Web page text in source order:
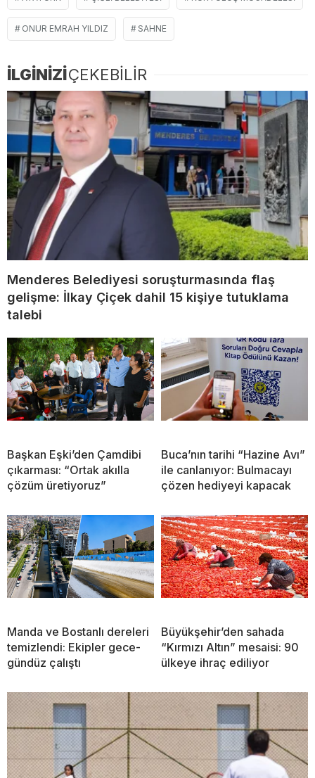
ONUR EMRAH YILDIZ SAHNE
İLGİNİZİÇEKEBİLİR
Menderes Belediyesi soruşturmasında flaş
gelişme: İlkay Çiçek dahil 15 kişiye tutuklama
talebi
Başkan Eşki’den Çamdibi
çıkarması: “Ortak akılla
çözüm üretiyoruz”
Buca’nın tarihi “Hazine Avı”
ile canlanıyor: Bulmacayı
çözen hediyeyi kapacak
Manda ve Bostanlı dereleri
temizlendi: Ekipler gece-
gündüz çalıştı
Büyükşehir’den sahada
“Kırmızı Altın” mesaisi: 90
ülkeye ihraç ediliyor